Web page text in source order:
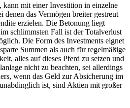
kann mit einer Investition in einzelne
das Vermögen breiter gestreut
erzielen. Die Betonung liegt
schlimmsten Fall ist der Totalverlust
Die Form des Investments eignet
Summen als auch für regelmäßige
alles auf dieses Pferd zu setzen und
nicht zu beachten, sei allerdings
wenn das Geld zur Absicherung im
ist, sind Aktien mit großer